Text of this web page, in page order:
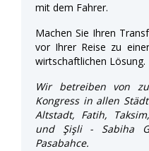
mit dem Fahrer.
Machen Sie Ihren
vor Ihrer Reise zu
wirtschaftlichen Lösung.
Wir betreiben von
Kongress in allen
Altstadt, Fatih,
und Şişli - Sabiha
Pasabahce.